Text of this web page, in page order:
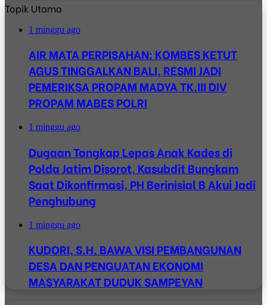
Topik Utama
1 minggu ago
AIR MATA PERPISAHAN: KOMBES KETUT
AGUS TINGGALKAN BALI, RESMI JADI
PEMERIKSA PROPAM MADYA TK.III DIV
PROPAM MABES POLRI
1 minggu ago
Dugaan Tangkap Lepas Anak Kades di
Polda Jatim Disorot, Kasubdit Bungkam
Saat Dikonfirmasi, PH Berinisial B Akui Jadi
Penghubung
1 minggu ago
KUDORI, S.H. BAWA VISI PEMBANGUNAN
DESA DAN PENGUATAN EKONOMI
MASYARAKAT DUDUK SAMPEYAN